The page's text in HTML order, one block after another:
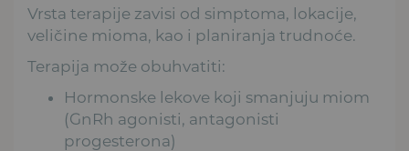
Vrsta terapije zavisi od simptoma, lokacije,
veličine mioma, kao i planiranja trudnoće.
Terapija može obuhvatiti:
Hormonske lekove koji smanjuju miom
(GnRh agonisti, antagonisti
progesterona)